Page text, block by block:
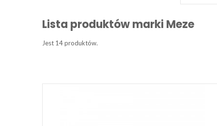
Lista produktów marki Meze
Jest 14 produktów.